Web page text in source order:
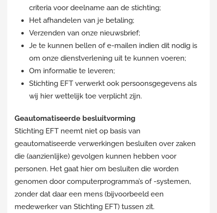
criteria voor deelname aan de stichting;
Het afhandelen van je betaling;
Verzenden van onze nieuwsbrief;
Je te kunnen bellen of e-mailen indien dit nodig is
om onze dienstverlening uit te kunnen voeren;
Om informatie te leveren;
Stichting EFT verwerkt ook persoonsgegevens als
wij hier wettelijk toe verplicht zijn.
Geautomatiseerde besluitvorming
Stichting EFT neemt niet op basis van
geautomatiseerde verwerkingen besluiten over zaken
die (aanzienlijke) gevolgen kunnen hebben voor
personen. Het gaat hier om besluiten die worden
genomen door computerprogramma’s of -systemen,
zonder dat daar een mens (bijvoorbeeld een
medewerker van Stichting EFT) tussen zit.